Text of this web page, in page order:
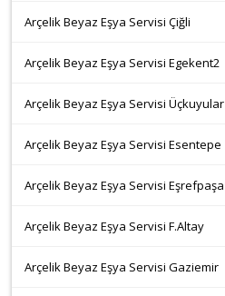
Arçelik Beyaz Eşya Servisi Çiğli
Arçelik Beyaz Eşya Servisi Egekent2
Arçelik Beyaz Eşya Servisi Üçkuyular
Arçelik Beyaz Eşya Servisi Esentepe
Arçelik Beyaz Eşya Servisi Eşrefpaşa
Arçelik Beyaz Eşya Servisi F.Altay
Arçelik Beyaz Eşya Servisi Gaziemir